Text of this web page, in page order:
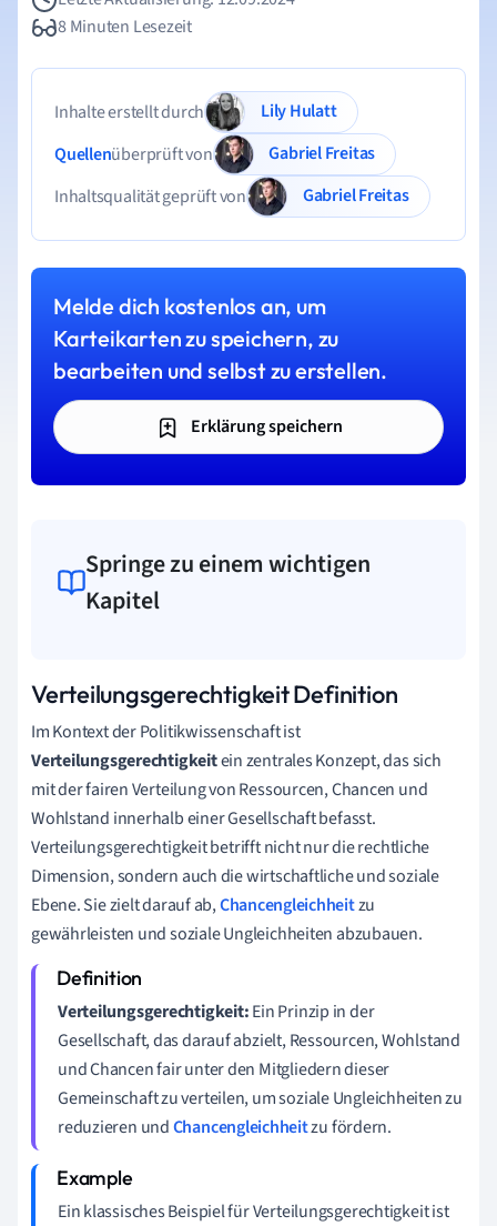
8 Minuten Lesezeit
Inhalte erstellt durch
Lily Hulatt
Quellenüberprüft von
Gabriel Freitas
Inhaltsqualität geprüft von
Gabriel Freitas
Melde dich kostenlos an, um
Karteikarten zu speichern, zu
bearbeiten und selbst zu erstellen.
Erklärung speichern
Springe zu einem wichtigen
Kapitel
Verteilungsgerechtigkeit Definition
Im Kontext der Politikwissenschaft ist
Verteilungsgerechtigkeitein zentrales Konzept, das sich
mit der fairen Verteilung von Ressourcen, Chancen und
Wohlstand innerhalb einer Gesellschaft befasst.
Verteilungsgerechtigkeit betrifft nicht nur die rechtliche
Dimension, sondern auch die wirtschaftliche und soziale
Ebene. Sie zielt darauf ab,Chancengleichheitzu
gewährleisten und soziale Ungleichheiten abzubauen.
Verteilungsgerechtigkeit:Ein Prinzip in der
Gesellschaft, das darauf abzielt, Ressourcen, Wohlstand
und Chancen fair unter den Mitgliedern dieser
Gemeinschaft zu verteilen, um soziale Ungleichheiten zu
reduzieren undChancengleichheitzu fördern.
Ein klassisches Beispiel für Verteilungsgerechtigkeit ist